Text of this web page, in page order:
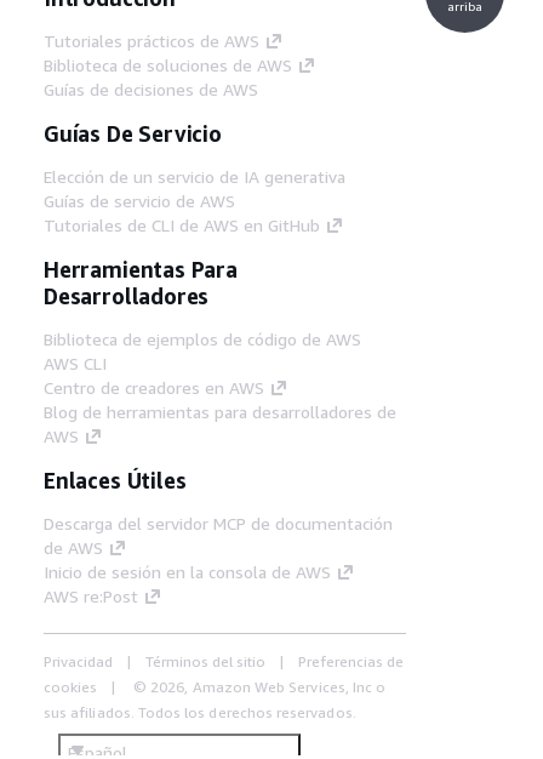
Tutoriales prácticos de AWS
Biblioteca de soluciones de AWS
Guías de decisiones de AWS
Guías De Servicio
Elección de un servicio de IA generativa
Guías de servicio de AWS
Tutoriales de CLI de AWS en GitHub
Herramientas Para
Desarrolladores
Biblioteca de ejemplos de código de AWS
AWS CLI
Centro de creadores en AWS
Blog de herramientas para desarrolladores de
AWS
Enlaces Útiles
Descarga del servidor MCP de documentación
de AWS
Inicio de sesión en la consola de AWS
AWS re:Post
Privacidad Términos del sitio
Preferencias de
cookies
© 2026, Amazon Web Services, Inc o
sus afiliados. Todos los derechos reservados.
Español
arriba